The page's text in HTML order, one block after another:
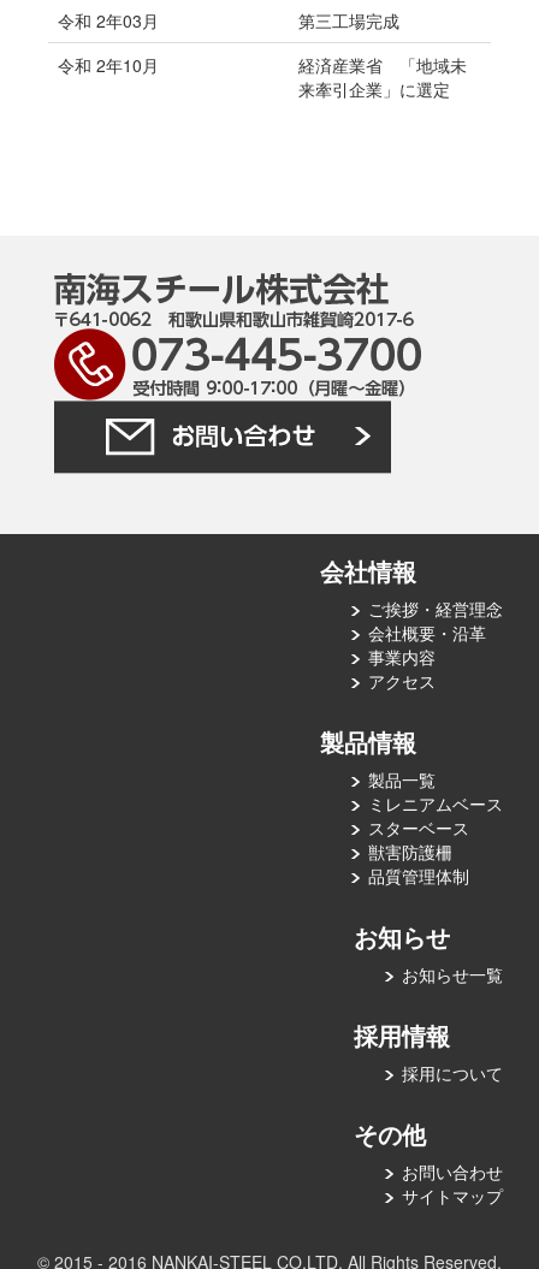
令和 2年03月
第三工場完成
令和 2年10月
経済産業省 「地域未
来牽引企業」に選定
会社情報
ご挨拶・経営理念
会社概要・沿革
事業内容
アクセス
製品情報
製品一覧
ミレニアムベース
スターベース
獣害防護柵
品質管理体制
お知らせ
お知らせ一覧
採用情報
採用について
その他
お問い合わせ
サイトマップ
© 2015 - 2016 NANKAI-STEEL CO,LTD. All Rights Reserved.